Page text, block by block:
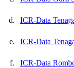
d. ICR-Data
e. ICR-Data
f. ICR-Data